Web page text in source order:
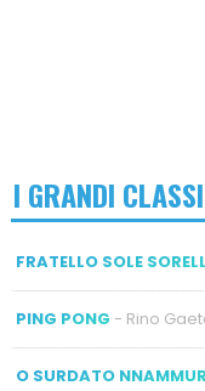
I GRANDI
FRATELLO SOLE
PING PONG - Rino
O SURDATO